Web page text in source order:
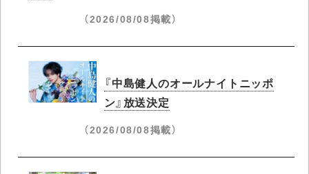
（2026/08/08掲載）
『中島健人のオールナイトニッポ
ン』放送決定
（2026/08/08掲載）